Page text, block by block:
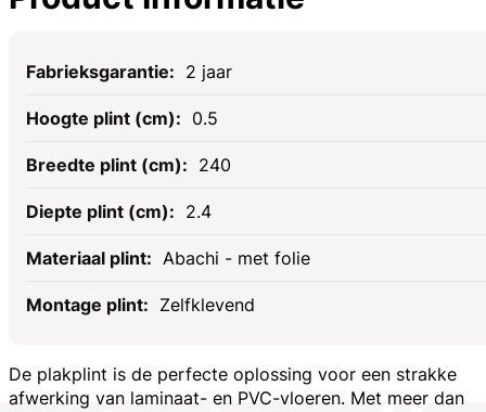
Specificaties
2 jaar
0.5
240
2.4
Abachi - met folie
Zelfklevend
De plakplint is de perfecte oplossing voor een strakke
afwerking van laminaat- en PVC-vloeren. Met meer dan